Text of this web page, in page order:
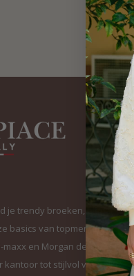
je trendy broeken, elegante
basics van topmerken
maxx en Morgan de Toi. Van
kantoor tot stijlvol voor elke